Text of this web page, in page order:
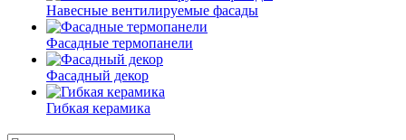
Навесные вентилируемые фасады
Фасадные термопанели
Фасадный декор
Гибкая керамика